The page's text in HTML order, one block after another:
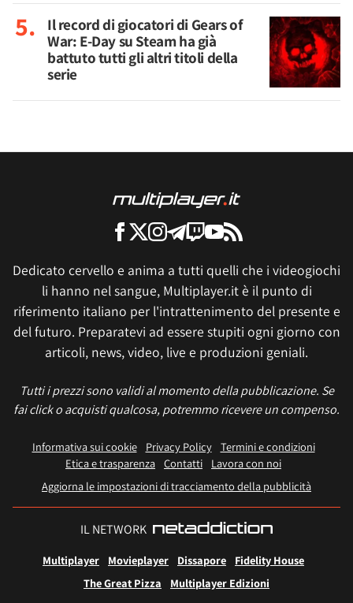
Il record di giocatori di Gears of
War: E-Day su Steam ha già
battuto tutti gli altri titoli della
serie
Dedicato cervello e anima a tutti quelli che i videogiochi
li hanno nel sangue, Multiplayer.it è il punto di
riferimento italiano per l'intrattenimento del presente e
del futuro. Preparatevi ad essere stupiti ogni giorno con
articoli, news, video, live e produzioni geniali.
Tutti i prezzi sono validi al momento della pubblicazione. Se
fai click o acquisti qualcosa, potremmo ricevere un compenso.
Informativa sui cookie Privacy Policy
Termini e condizioni
Etica e trasparenza Contatti
Lavora con noi
Aggiorna le impostazioni di tracciamento della pubblicità
IL NETWORK
Multiplayer Movieplayer Dissapore
Fidelity House
The Great Pizza
Multiplayer Edizioni